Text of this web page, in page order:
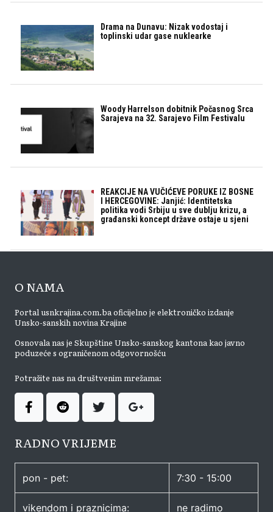
Drama na Dunavu: Nizak vodostaj i
toplinski udar gase nuklearke
Woody Harrelson dobitnik Počasnog Srca
Sarajeva na 32. Sarajevo Film Festivalu
REAKCIJE NA VUČIĆEVE PORUKE IZ BOSNE
I HERCEGOVINE: Janjić: Identitetska
politika vodi Srbiju u sve dublju krizu, a
građanski koncept države ostaje u sjeni
O NAMA
Portal usnkrajina.com.ba oficijelno je elektroničko izdanje
Unsko-sanskih novina Krajine
Osnovala nas je Skupštine Unsko-sanskog kantona kao javno
poduzeće s ograničenom odgovornošću
Potražite nas na društvenim mrežama:
RADNO VRIJEME
pon - pet: 7:30 - 15:00
vikendom i praznicima: ne radimo